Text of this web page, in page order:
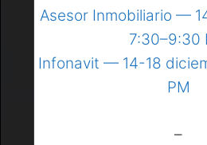
Asesor Inmobiliario —
7:30–9:30
Infonavit — 14-18
PM
–